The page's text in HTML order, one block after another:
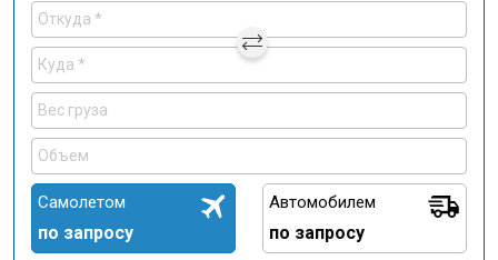
Самолетом
по запросу
Автомобилем
по запросу